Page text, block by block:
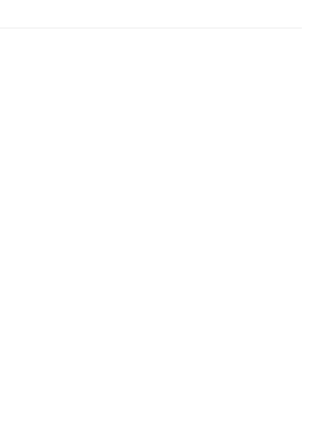
U verlaat Rechtspraak.nl
- U verlaat Rechtspraak.nl
- U verlaat Rechtspraak.nl
- U verlaat Rechtspraak.nl
op LinkedIn - U verlaat
de hoogte' nieuwsbrief - U verlaat